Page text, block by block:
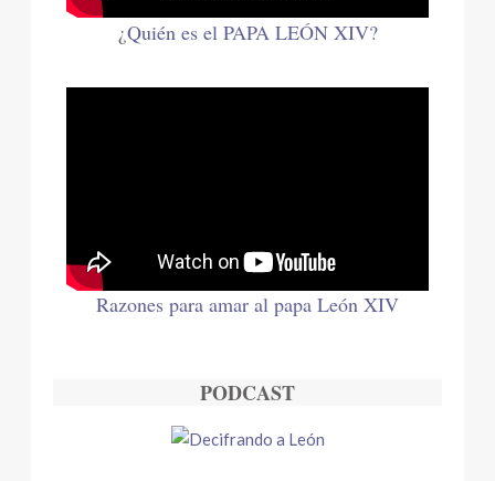
¿Quién es el PAPA LEÓN XIV?
Razones para amar al papa León XIV
PODCAST